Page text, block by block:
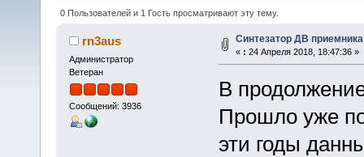
0 Пользователей и 1 Гость просматривают эту тему.
rn3aus
Администратор
Ветеран
Сообщений: 3936
Синтезатор ДВ
« : 24 Апреля 2018, 18:47:36 »
В
Прошло уже
эти годы